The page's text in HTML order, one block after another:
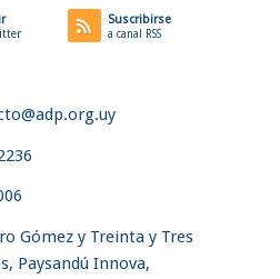
Suscribirse
a canal RSS
Gómez y Treinta y Tres
Paysandú Innova,